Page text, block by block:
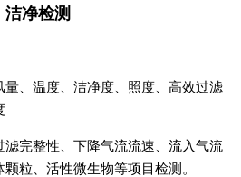
洁净检测
量、温度、洁净度、照度、高效过滤
完整性、下降气流流速、流入气流
粒、活性微生物等项目检测。